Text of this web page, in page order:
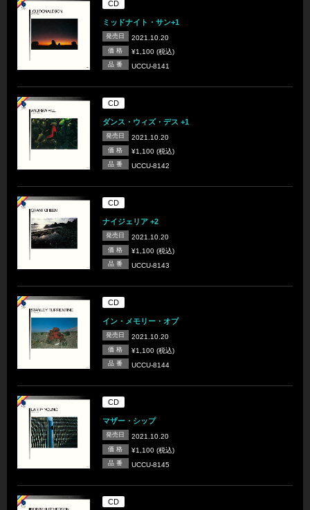
CD
ミッドナイト・サン+1
発売日 2021.10.20
価 格 ¥1,100 (税込)
品 番 UCCU-8141
CD
ダンス・ウィズ・デス +1
発売日 2021.10.20
価 格 ¥1,100 (税込)
品 番 UCCU-8142
CD
ナイジェリア +2
発売日 2021.10.20
価 格 ¥1,100 (税込)
品 番 UCCU-8143
CD
イン・メモリー・オブ
発売日 2021.10.20
価 格 ¥1,100 (税込)
品 番 UCCU-8144
CD
マザー・シップ
発売日 2021.10.20
価 格 ¥1,100 (税込)
品 番 UCCU-8145
CD